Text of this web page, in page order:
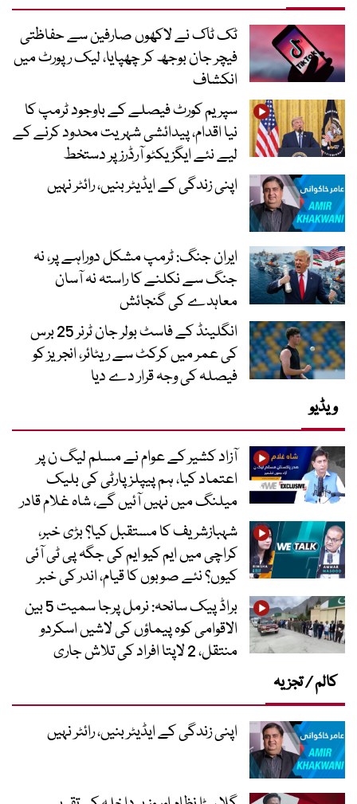
ٹک ٹاک نے لاکھوں صارفین سے حفاظتی
فیچر جان بوجھ کر چھپایا، لیک رپورٹ میں
انکشاف
سپریم کورٹ فیصلے کے باوجود ٹرمپ کا
نیا اقدام، پیدائشی شہریت محدود کرنے کے
لیے نئے ایگزیکٹو آرڈرز پر دستخط
اپنی زندگی کے ایڈیٹر بنیں، رائٹر نہیں
ایران جنگ: ٹرمپ مشکل دوراہے پر، نہ
جنگ سے نکلنے کا راستہ نہ آسان
معاہدے کی گنجائش
انگلینڈ کے فاسٹ بولر جان ٹرنر 25 برس
کی عمر میں کرکٹ سے ریٹائر، انجریز کو
فیصلہ کی وجہ قرار دے دیا
ویڈیو
آزاد کشیر کے عوام نے مسلم لیگ ن پر
اعتماد کیا، ہم پیپلز پارٹی کی بلیک
میلنگ میں نہیں آئیں گے، شاہ غلام قادر
شہبازشریف کا مستقبل کیا؟ بڑی خبر،
کراچی میں ایم کیو ایم کی جگہ پی ٹی آئی
کیوں؟ نئے صوبوں کا قیام، اندر کی خبر
براڈ پیک سانحہ: نرمل پرجا سمیت 5 بین
الاقوامی کوہ پیماؤں کی لاشیں اسکردو
منتقل، 2 لاپتا افراد کی تلاش جاری
کالم / تجزیہ
اپنی زندگی کے ایڈیٹر بنیں، رائٹر نہیں